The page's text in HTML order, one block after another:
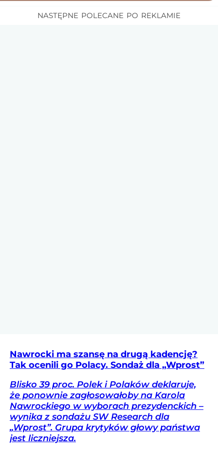
Nawrocki ma szansę na drugą kadencję?
Tak ocenili go Polacy. Sondaż dla „Wprost”
Blisko 39 proc. Polek i Polaków deklaruje,
że ponownie zagłosowałoby na Karola
Nawrockiego w wyborach prezydenckich –
wynika z sondażu SW Research dla
„Wprost”. Grupa krytyków głowy państwa
jest liczniejsza.